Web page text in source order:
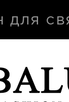
для